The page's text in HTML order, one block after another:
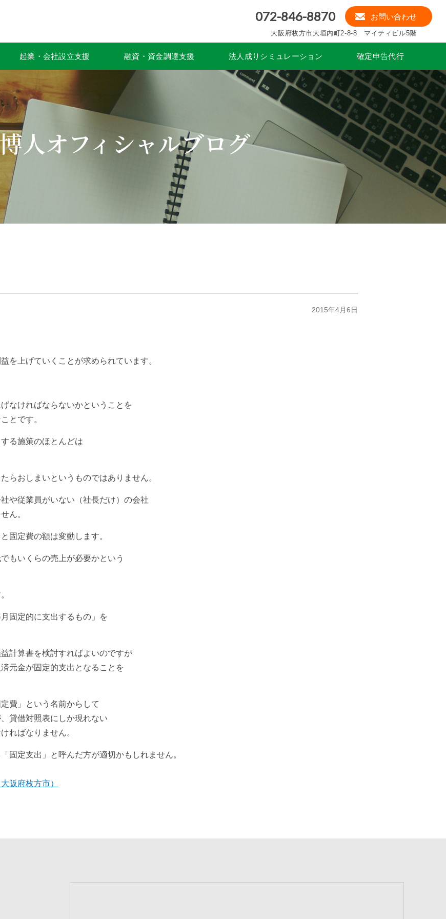
072-846-8870 お問い合わせ
大阪府枚方市大垣内町2-8-8 マイティビル5階
起業・会社設立支援 融資・資金調達支援 法人成りシミュレーション 確定申告代行
人オフィシャルブログ
2015年4月6日
を上げていくことが求められています。
なければならないかということを
とです。
る施策のほとんどは
らおしまいというものではありません。
や従業員がいない（社長だけ）の会社
ん。
固定費の額は変動します。
もいくらの売上が必要かという
固定的に支出するもの」を
計算書を検討すればよいのですが
元金が固定的支出となることを
費」という名前からして
貸借対照表にしか現れない
ればなりません。
固定支出」と呼んだ方が適切かもしれません。
阪府枚方市）